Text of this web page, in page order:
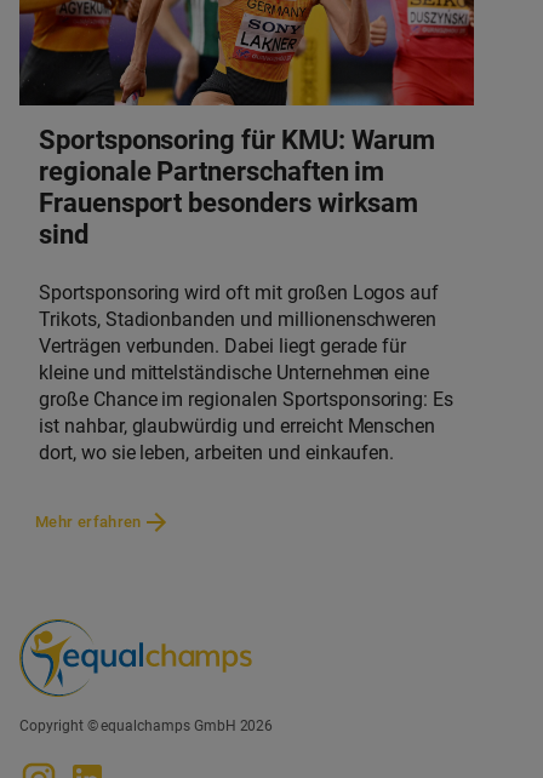
Kriterien Unternehmen bei der Entscheidung
berücksichtigen sollten.
Sportsponsoring für KMU: Warum
regionale Partnerschaften im
Frauensport besonders wirksam
sind
Sportsponsoring wird oft mit großen Logos auf
Trikots, Stadionbanden und millionenschweren
Verträgen verbunden. Dabei liegt gerade für
kleine und mittelständische Unternehmen eine
große Chance im regionalen Sportsponsoring: Es
ist nahbar, glaubwürdig und erreicht Menschen
dort, wo sie leben, arbeiten und einkaufen.
Unternehmen nicht nur irgendein Sponsoring
aufgeladen und bietet Marken die Möglichkeit,
früh sichtbar zu werden, bevor einzelne
Sportarten und Plattformen überlaufen sind.
Umsatz im Frauenspitzensport 2026 mindestens
3 Milliarden US-Dollar erreichen wird.
Mehr erfahren
Copyright © equalchamps GmbH 2026